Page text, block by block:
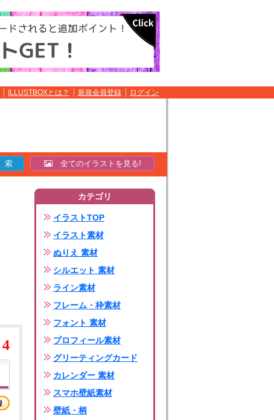
ILLUSTBOXとは？ 新規会員登録 ログイン
全てのイラストを見る!
4
カテゴリ
イラストTOP
イラスト素材
ぬりえ 素材
シルエット 素材
ライン素材
フレーム・枠素材
フォント 素材
プロフィール素材
グリーティングカード
カレンダー 素材
スマホ壁紙素材
壁紙・柄